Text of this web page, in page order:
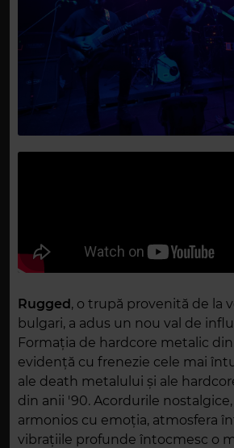
Rugged, o trupă provenită de la
bulgari, a adus un nou val de
Formația de hardcore metalic din
evidență cu frenezie cele mai
ale death metalului și ale
din anii '90. Acordurile
armonios cu emoția, atmosfera
vibrațiile profunde întocmesc o